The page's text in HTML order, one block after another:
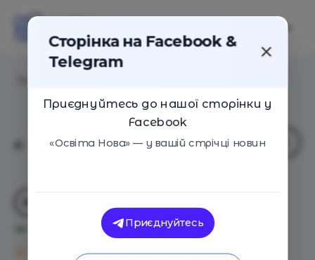
IT Future
Оцінка 0 - 0 голосів
Сторінка на Facebook &
Telegram
Приєднуйтесь до нашої сторінки у
Facebook
«Освіта Нова» — у вашій стрічці новин
Приєднуйтесь